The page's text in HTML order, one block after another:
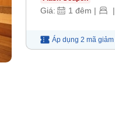
Giá: 1 đêm | |
Áp dụng 2 mã giảm